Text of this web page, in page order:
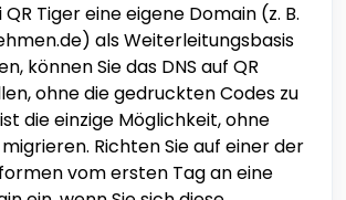
Tiger eine eigene Domain (z. B.
als Weiterleitungsbasis
können Sie das DNS auf QR
ohne die gedruckten Codes zu
die einzige Möglichkeit, ohne
Richten Sie auf einer der
vom ersten Tag an eine